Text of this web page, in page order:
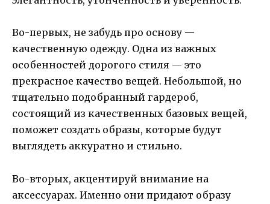
Во-первых, не забудь про основу —
качественную одежду. Одна из важных
особенностей дорогого стиля — это
прекрасное качество вещей. Небольшой, но
тщательно подобранный гардероб,
состоящий из качественных базовых вещей,
поможет создать образы, которые будут
выглядеть аккуратно и стильно.
Во-вторых, акцентируй внимание на
аксессуарах. Именно они придают образу